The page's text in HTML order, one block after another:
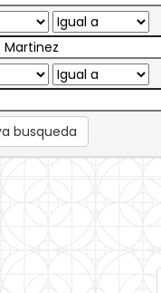
busqueda